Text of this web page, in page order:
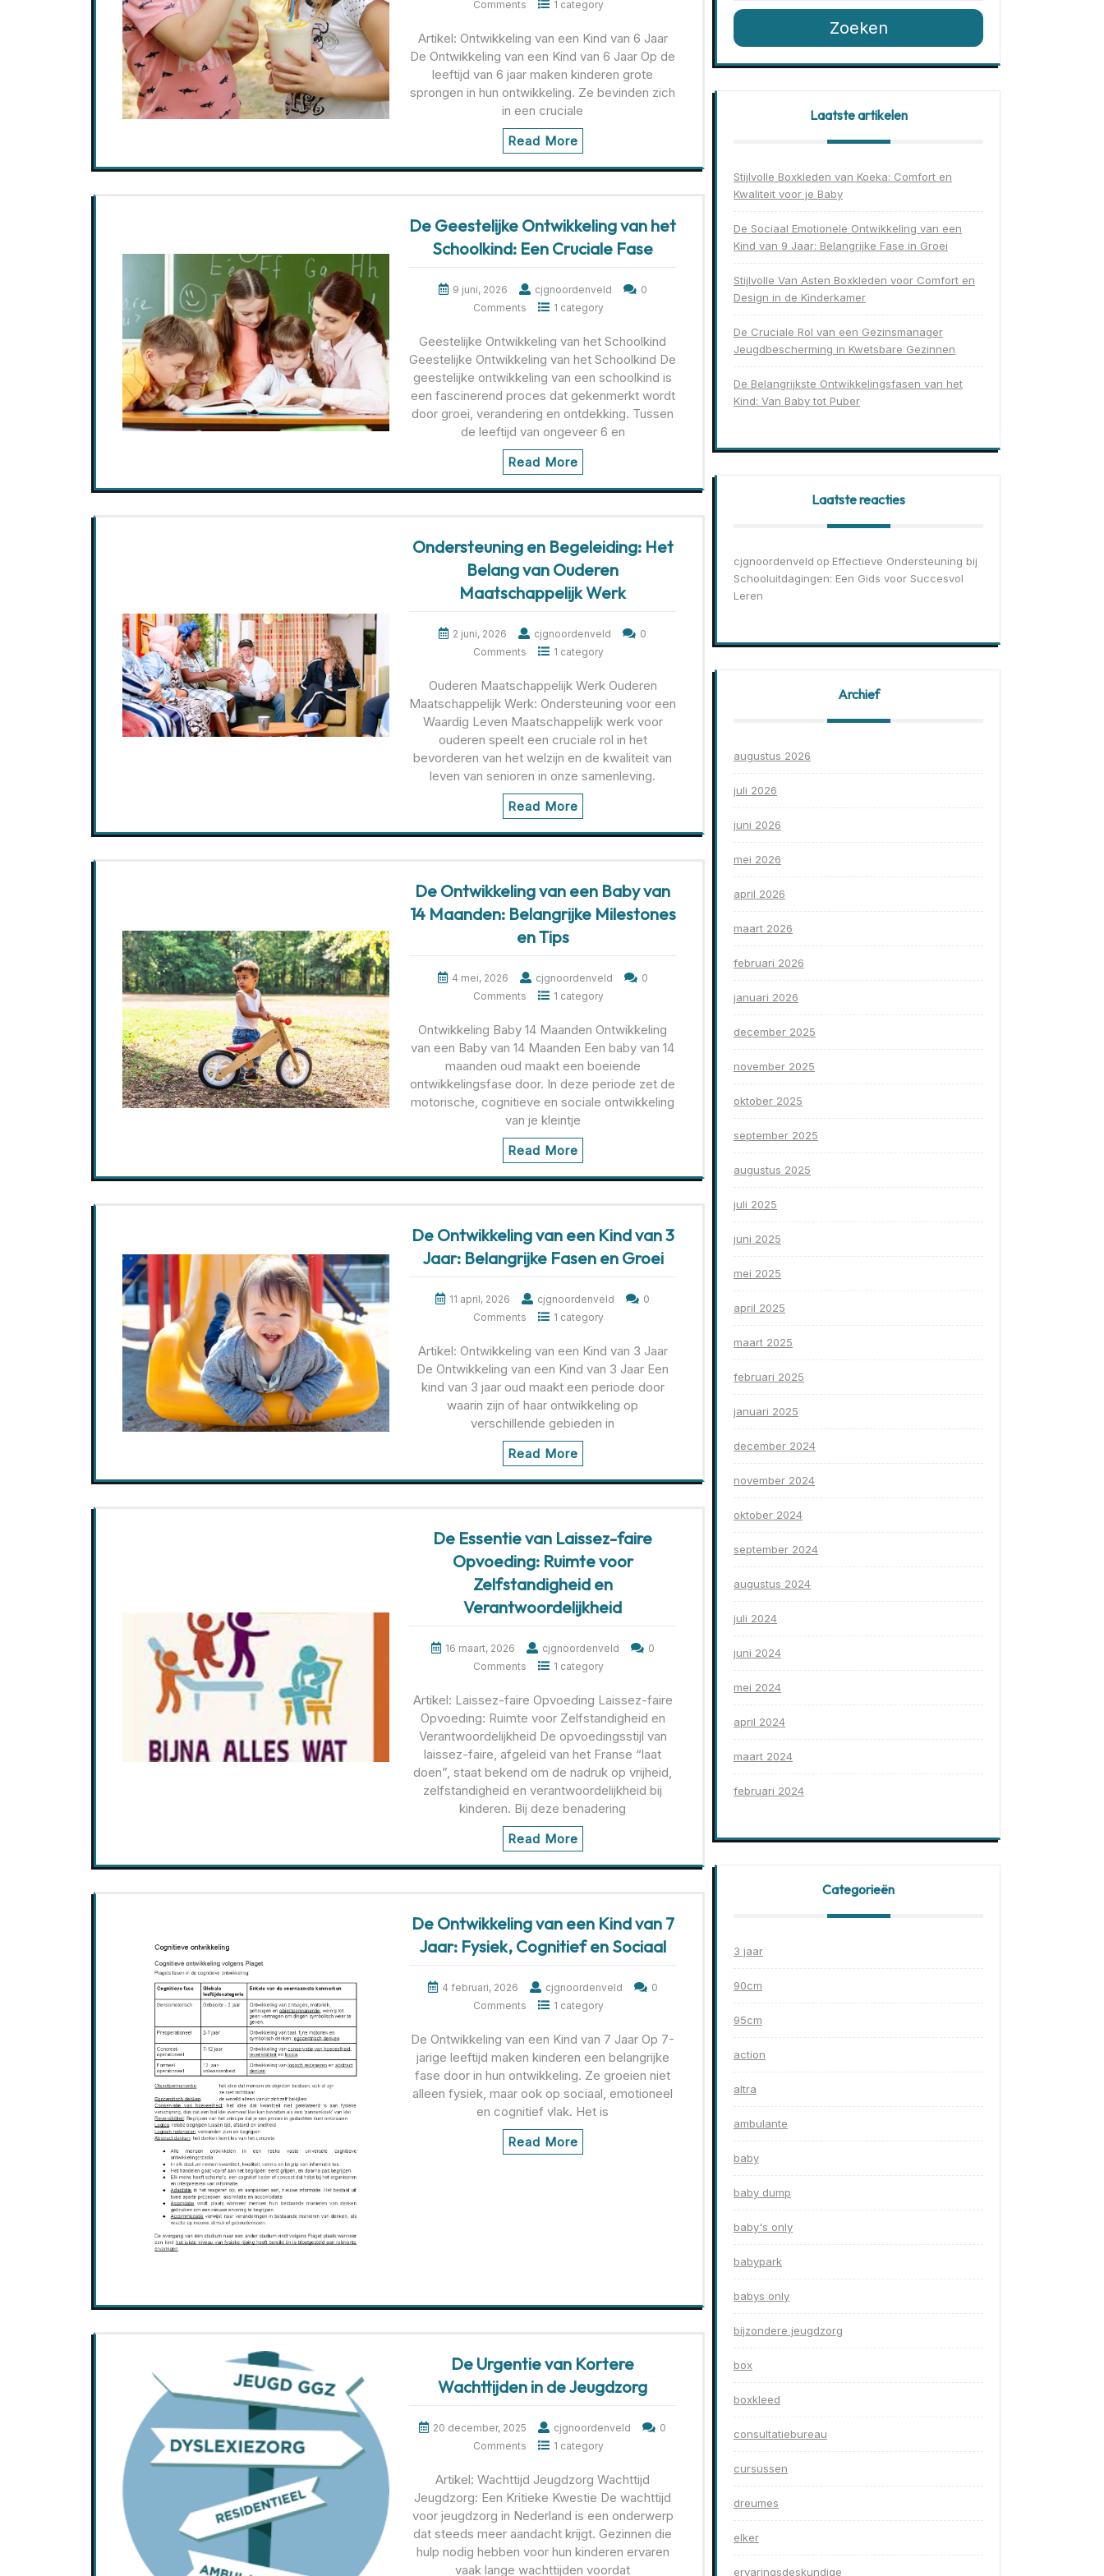
Comments
1 category
Artikel: Ontwikkeling van een Kind van 6 Jaar
De Ontwikkeling van een Kind van 6 Jaar Op de
leeftijd van 6 jaar maken kinderen grote
sprongen in hun ontwikkeling. Ze bevinden zich
in een cruciale
Read More
De Geestelijke Ontwikkeling van het
Schoolkind: Een Cruciale Fase
9 juni, 2026 cjgnoordenveld
0
Comments
1 category
Geestelijke Ontwikkeling van het Schoolkind
Geestelijke Ontwikkeling van het Schoolkind De
geestelijke ontwikkeling van een schoolkind is
een fascinerend proces dat gekenmerkt wordt
door groei, verandering en ontdekking. Tussen
de leeftijd van ongeveer 6 en
Read More
Ondersteuning en Begeleiding: Het
Belang van Ouderen
Maatschappelijk Werk
2 juni, 2026 cjgnoordenveld
0
Comments
1 category
Ouderen Maatschappelijk Werk Ouderen
Maatschappelijk Werk: Ondersteuning voor een
Waardig Leven Maatschappelijk werk voor
ouderen speelt een cruciale rol in het
bevorderen van het welzijn en de kwaliteit van
leven van senioren in onze samenleving.
Read More
De Ontwikkeling van een Baby van
14 Maanden: Belangrijke Milestones
en Tips
4 mei, 2026 cjgnoordenveld
0
Comments
1 category
Ontwikkeling Baby 14 Maanden Ontwikkeling
van een Baby van 14 Maanden Een baby van 14
maanden oud maakt een boeiende
ontwikkelingsfase door. In deze periode zet de
motorische, cognitieve en sociale ontwikkeling
van je kleintje
Read More
De Ontwikkeling van een Kind van 3
Jaar: Belangrijke Fasen en Groei
11 april, 2026 cjgnoordenveld
0
Comments
1 category
Artikel: Ontwikkeling van een Kind van 3 Jaar
De Ontwikkeling van een Kind van 3 Jaar Een
kind van 3 jaar oud maakt een periode door
waarin zijn of haar ontwikkeling op
verschillende gebieden in
Read More
De Essentie van Laissez-faire
Opvoeding: Ruimte voor
Zelfstandigheid en
Verantwoordelijkheid
16 maart, 2026 cjgnoordenveld
0
Comments
1 category
Artikel: Laissez-faire Opvoeding Laissez-faire
Opvoeding: Ruimte voor Zelfstandigheid en
Verantwoordelijkheid De opvoedingsstijl van
laissez-faire, afgeleid van het Franse “laat
doen”, staat bekend om de nadruk op vrijheid,
zelfstandigheid en verantwoordelijkheid bij
kinderen. Bij deze benadering
Read More
De Ontwikkeling van een Kind van 7
Jaar: Fysiek, Cognitief en Sociaal
4 februari, 2026 cjgnoordenveld
0
Comments
1 category
De Ontwikkeling van een Kind van 7 Jaar Op 7-
jarige leeftijd maken kinderen een belangrijke
fase door in hun ontwikkeling. Ze groeien niet
alleen fysiek, maar ook op sociaal, emotioneel
en cognitief vlak. Het is
Read More
De Urgentie van Kortere
Wachttijden in de Jeugdzorg
20 december, 2025 cjgnoordenveld
0
Comments
1 category
Artikel: Wachttijd Jeugdzorg Wachttijd
Jeugdzorg: Een Kritieke Kwestie De wachttijd
voor jeugdzorg in Nederland is een onderwerp
dat steeds meer aandacht krijgt. Gezinnen die
hulp nodig hebben voor hun kinderen ervaren
vaak lange wachttijden voordat
Zoeken
Laatste artikelen
Stijlvolle Boxkleden van Koeka: Comfort en
Kwaliteit voor je Baby
De Sociaal Emotionele Ontwikkeling van een
Kind van 9 Jaar: Belangrijke Fase in Groei
Stijlvolle Van Asten Boxkleden voor Comfort en
Design in de Kinderkamer
De Cruciale Rol van een Gezinsmanager
Jeugdbescherming in Kwetsbare Gezinnen
De Belangrijkste Ontwikkelingsfasen van het
Kind: Van Baby tot Puber
Laatste reacties
cjgnoordenveld op Effectieve Ondersteuning bij
Schooluitdagingen: Een Gids voor Succesvol
Leren
Archief
augustus 2026
juli 2026
juni 2026
mei 2026
april 2026
maart 2026
februari 2026
januari 2026
december 2025
november 2025
oktober 2025
september 2025
augustus 2025
juli 2025
juni 2025
mei 2025
april 2025
maart 2025
februari 2025
januari 2025
december 2024
november 2024
oktober 2024
september 2024
augustus 2024
juli 2024
juni 2024
mei 2024
april 2024
maart 2024
februari 2024
Categorieën
3 jaar
90cm
95cm
action
altra
ambulante
baby
baby dump
baby's only
babypark
babys only
bijzondere jeugdzorg
box
boxkleed
consultatiebureau
cursussen
dreumes
elker
ervaringsdeskundige